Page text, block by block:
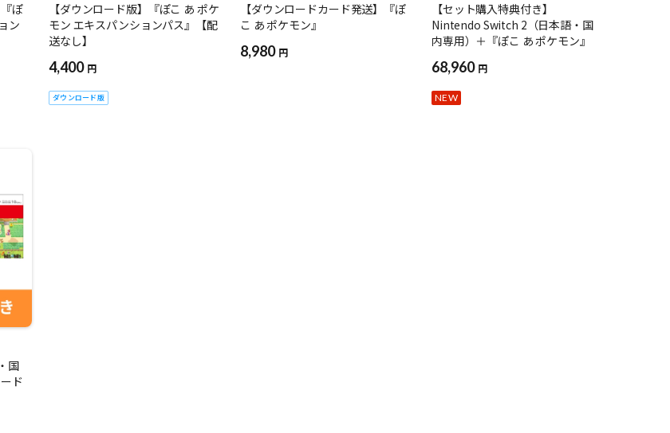
ぽ
ン
【ダウンロード版】『ぽこ あ ポケ
モン エキスパンションパス』【配
送なし】
4,400 円
ダウンロード版
【ダウンロードカード発送】『ぽ
こ あ ポケモン』
8,980 円
【セット購入特典付き】
Nintendo Switch 2（日本語・国
内専用）＋『ぽこ あ ポケモン』
68,960 円
NEW
国
ド